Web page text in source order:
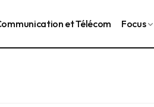
et Télécom Focus